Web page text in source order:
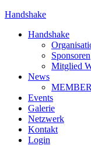
Handshake
Handshake
Sponsoren
Mitglied
News
Events
Galerie
Netzwerk
Kontakt
Login